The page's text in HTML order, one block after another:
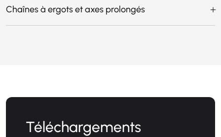
Chaînes à ergots et axes prolongés
Téléchargements